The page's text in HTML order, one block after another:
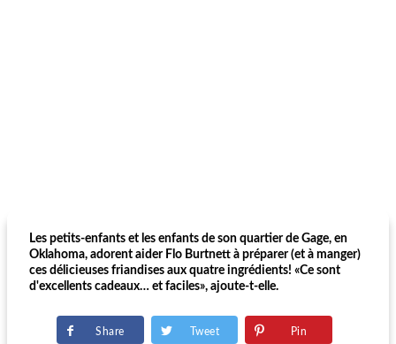
Les petits-enfants et les enfants de son quartier de Gage, en
Oklahoma, adorent aider Flo Burtnett à préparer (et à manger)
ces délicieuses friandises aux quatre ingrédients! «Ce sont
d'excellents cadeaux… et faciles», ajoute-t-elle.
Share Tweet Pin